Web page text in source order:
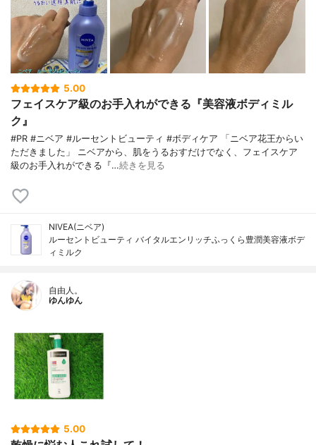
5.00
フェイスケア級のお手入れができる『美容液ボディミル
ク』
#PR #ニベア #ルーセントビューティ #ボディケア 「ニベア花王からい
ただきました」 ニベアから、肌をうるおすだけでなく、フェイスケア
級のお手入れができる『…続きを見る
NIVEA(ニベア)
ルーセントビューティ バイタルエンリッチふっくら豊潤美容液ボデ
ィミルク
自由人。
ゆんゆん
5.00